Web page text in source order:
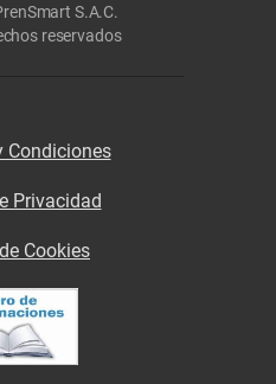
S.A.C.
reservados
Condiciones
Privacidad
Cookies